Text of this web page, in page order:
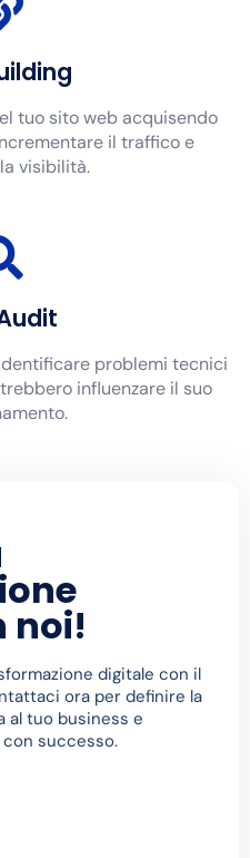
tuo sito web acquisendo
il traffico e
visibilità.
problemi tecnici
influenzare il suo
noi!​
digitale con il
ora per definire la
al tuo business e
successo.